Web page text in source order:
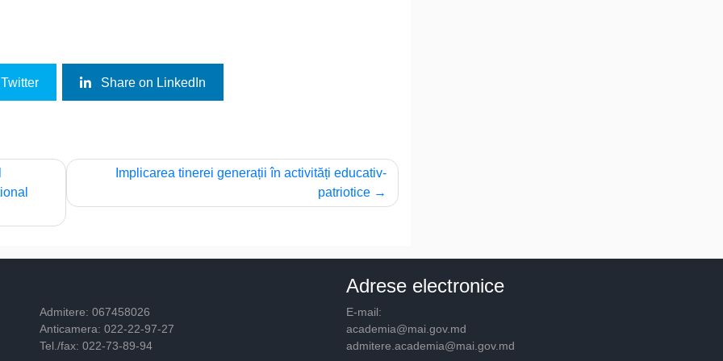
Share on LinkedIn
Implicarea tinerei generații în activități educativ-
patriotice
Admitere: 067458026
Anticamera: 022-22-97-27
Tel./fax: 022-73-89-94
Adrese electronice
E-mail:
academia@mai.gov.md
admitere.academia@mai.gov.md